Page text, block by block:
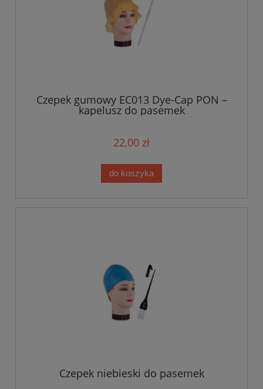
Czepek gumowy EC013 Dye-Cap PON –
kapelusz do pasemek
22,00 zł
do koszyka
Czepek niebieski do pasemek